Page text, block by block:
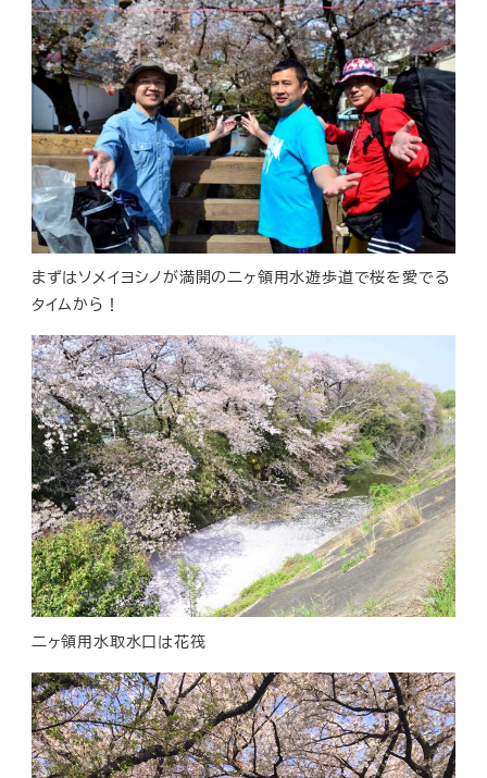
まずはソメイヨシノが満開の二ヶ領用水遊歩道で桜を愛でる
タイムから！
二ヶ領用水取水口は花筏